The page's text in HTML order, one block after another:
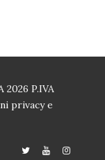
P.IVA
privacy e